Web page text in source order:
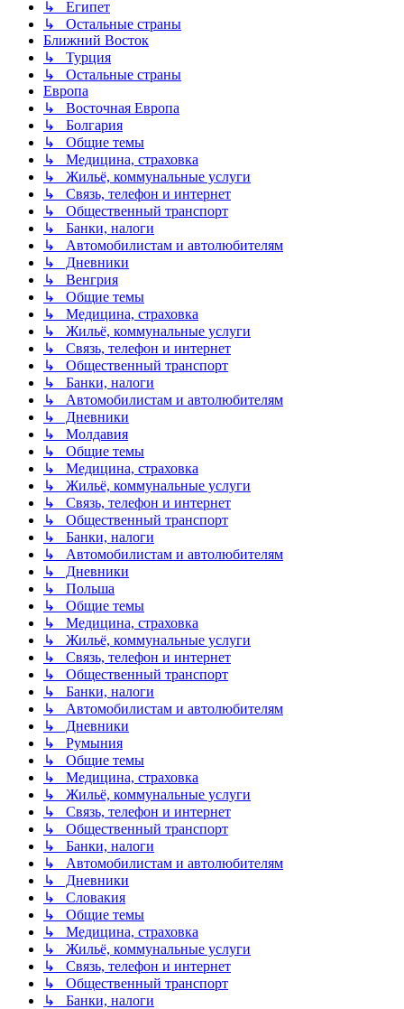
↳ Египет
↳ Остальные страны
Ближний Восток
↳ Турция
↳ Остальные страны
Европа
↳ Восточная Европа
↳ Болгария
↳ Общие темы
↳ Медицина, страховка
↳ Жильё, коммунальные услуги
↳ Связь, телефон и интернет
↳ Общественный транспорт
↳ Банки, налоги
↳ Автомобилистам и автолюбителям
↳ Дневники
↳ Венгрия
↳ Общие темы
↳ Медицина, страховка
↳ Жильё, коммунальные услуги
↳ Связь, телефон и интернет
↳ Общественный транспорт
↳ Банки, налоги
↳ Автомобилистам и автолюбителям
↳ Дневники
↳ Молдавия
↳ Общие темы
↳ Медицина, страховка
↳ Жильё, коммунальные услуги
↳ Связь, телефон и интернет
↳ Общественный транспорт
↳ Банки, налоги
↳ Автомобилистам и автолюбителям
↳ Дневники
↳ Польша
↳ Общие темы
↳ Медицина, страховка
↳ Жильё, коммунальные услуги
↳ Связь, телефон и интернет
↳ Общественный транспорт
↳ Банки, налоги
↳ Автомобилистам и автолюбителям
↳ Дневники
↳ Румыния
↳ Общие темы
↳ Медицина, страховка
↳ Жильё, коммунальные услуги
↳ Связь, телефон и интернет
↳ Общественный транспорт
↳ Банки, налоги
↳ Автомобилистам и автолюбителям
↳ Дневники
↳ Словакия
↳ Общие темы
↳ Медицина, страховка
↳ Жильё, коммунальные услуги
↳ Связь, телефон и интернет
↳ Общественный транспорт
↳ Банки, налоги